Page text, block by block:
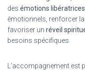
des émotions libératrices
émotionnels, renforcer la
favoriser un réveil
besoins spécifiques.
L’accompagnement est